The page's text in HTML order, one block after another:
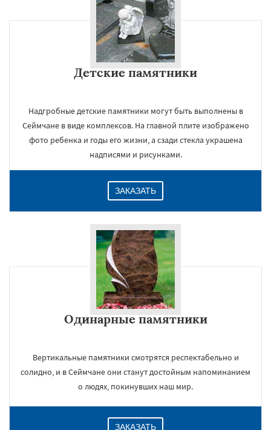
Детские памятники
Надгробные детские памятники могут быть выполнены в
Сеймчане в виде комплексов. На главной плите изображено
фото ребенка и годы его жизни, а сзади стекла украшена
надписями и рисунками.
ЗАКАЗАТЬ
Одинарные памятники
Вертикальные памятники смотрятся респектабельно и
солидно, и в Сеймчане они станут достойным напоминанием
о людях, покинувших наш мир.
ЗАКАЗАТЬ